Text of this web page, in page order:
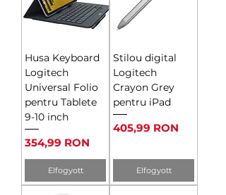
Husa Keyboard
Logitech
Universal Folio
pentru Tablete
9-10 inch
Ár
354,99 RON
Elfogyott
Stilou digital
Logitech
Crayon Grey
pentru iPad
Ár
405,99 RON
Elfogyott